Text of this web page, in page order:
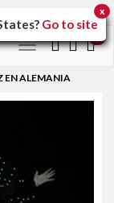
Toggle
EN ALEMANIA
? Go to site
x